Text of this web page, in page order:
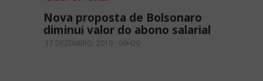
Nova proposta de Bolsonaro
diminui valor do abono salarial
17 DEZEMBRO, 2019 - 09H20